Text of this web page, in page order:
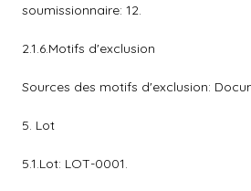
soumissionnaire: 12.
2.1.6.Motifs d'exclusion
Sources des motifs d'exclusion:
5. Lot
5.1.Lot: LOT-0001.